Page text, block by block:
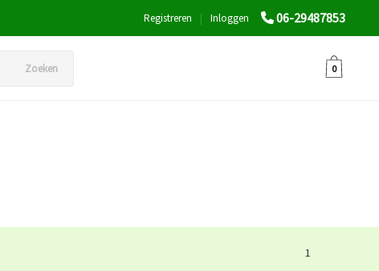
06-29487853
Inloggen
|
Registreren
Zoeken 0
1